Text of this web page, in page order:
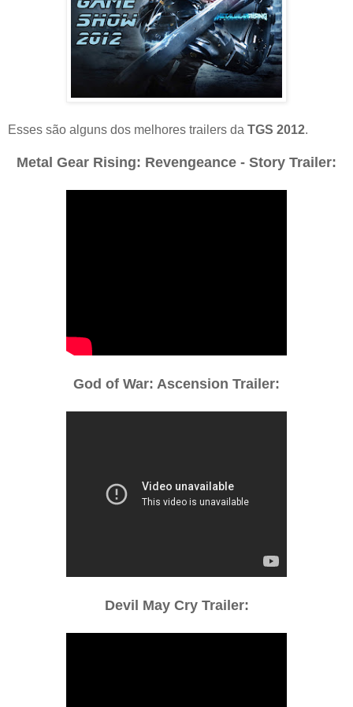
Esses são alguns dos melhores trailers da TGS 2012.
Metal Gear Rising: Revengeance - Story Trailer:
God of War: Ascension Trailer:
Devil May Cry Trailer: